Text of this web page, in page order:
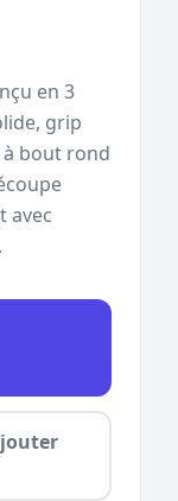
en 3
grip
bout rond
avec